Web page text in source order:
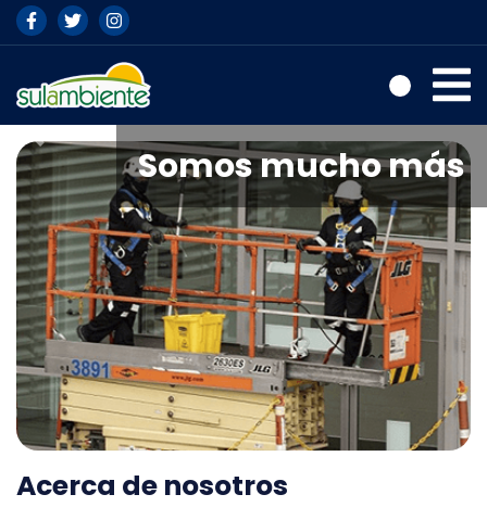
Somos mucho más
Previous
Acerca de nosotros